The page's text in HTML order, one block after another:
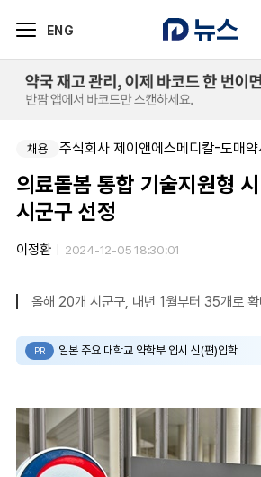
ENG
채용 주식회사 제이앤에스메디칼-도매
의료돌봄 통합 기술지원형
시군구 선정
이정환 2024-12-05 18:30:01
올해 20개 시군구, 내년 1월부터 35개로 확
PR 일본 주요 대학교 약학부 입시 신(편)입학